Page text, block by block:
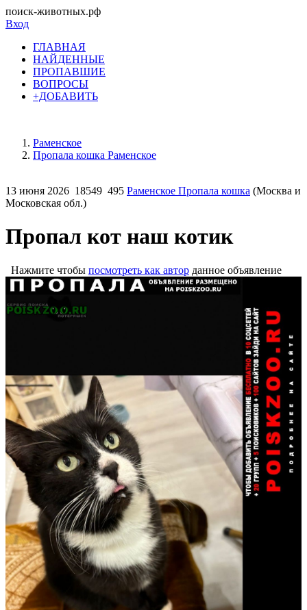
поиск-животных.рф
Вход
ГЛАВНАЯ
НАЙДЕННЫЕ
ПРОПАВШИЕ
ВОПРОСЫ
+ДОБАВИТЬ
Раменское
Пропала кошка Раменское
13 июня 2026 18549 495 Раменское Пропала кошка (Москва и
Московская обл.)
Пропал кот наш котик
Нажмите чтобы посмотреть как автор данное объявление